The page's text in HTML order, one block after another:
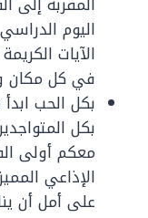
اليوم
الآيات
في كل مكان
بكل الحب
بكل
معكم أولى
الإذاعي
على أمل أن